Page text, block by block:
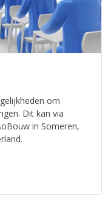
om
Dit kan via
in Someren,